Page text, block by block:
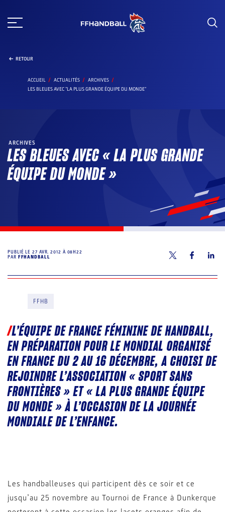
au
RETOUR
ACCUEIL ACTUALITÉS
ARCHIVES
LES BLEUES AVEC "LA PLUS GRANDE ÉQUIPE DU MONDE"
ARCHIVES
LES BLEUES AVEC « LA PLUS GRANDE
ÉQUIPE DU MONDE »
PUBLIÉ LE27 AVR. 2012 À 08H22
PAR FFHANDBALL
FFHB
L’ÉQUIPE DE FRANCE FÉMININE DE HANDBALL,
EN PRÉPARATION POUR LE MONDIAL ORGANISÉ
EN FRANCE DU 2 AU 16 DÉCEMBRE, A CHOISI DE
REJOINDRE L’ASSOCIATION « SPORT SANS
FRONTIÈRES » ET « LA PLUS GRANDE ÉQUIPE
DU MONDE » À L’OCCASION DE LA JOURNÉE
MONDIALE DE L’ENFANCE.
Les handballeuses qui participent dès ce soir et ce
jusqu’au 25 novembre au Tournoi de France à Dunkerque